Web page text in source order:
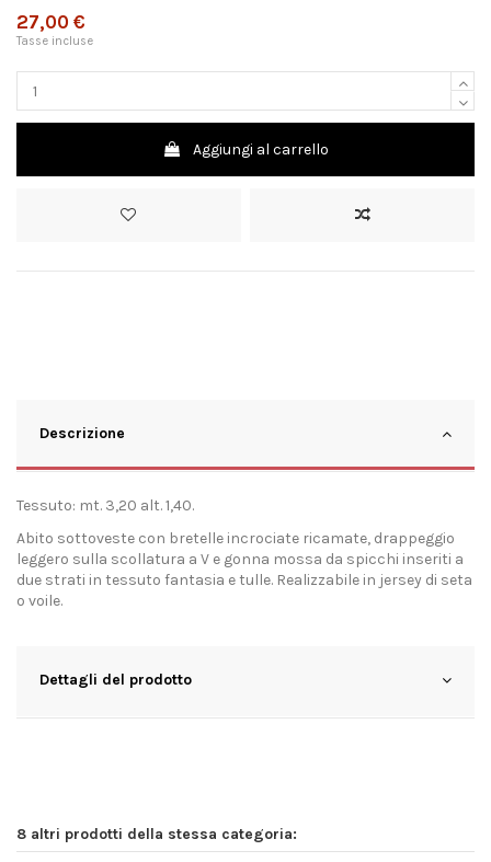
27,00 €
Tasse incluse
Aggiungi al carrello
Descrizione
Tessuto: mt. 3,20 alt. 1,40.
Abito sottoveste con bretelle incrociate ricamate, drappeggio
leggero sulla scollatura a V e gonna mossa da spicchi inseriti a
due strati in tessuto fantasia e tulle. Realizzabile in jersey di seta
o voile.
Dettagli del prodotto
8 altri prodotti della stessa categoria: